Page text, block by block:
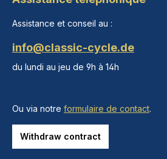
Assistance et conseil au :
info@classic-cycle.de
du lundi au jeu de 9h à 14h
Ou via notre formulaire de contact.
Withdraw contract